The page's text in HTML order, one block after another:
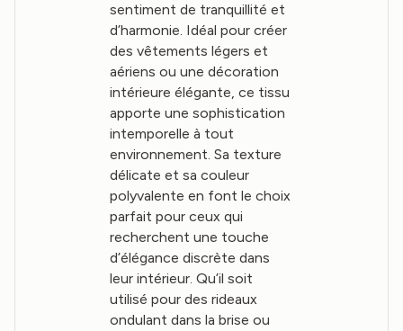
sentiment de tranquillité et
d’harmonie. Idéal pour créer
des vêtements légers et
aériens ou une décoration
intérieure élégante, ce tissu
apporte une sophistication
intemporelle à tout
environnement. Sa texture
délicate et sa couleur
polyvalente en font le choix
parfait pour ceux qui
recherchent une touche
d’élégance discrète dans
leur intérieur. Qu’il soit
utilisé pour des rideaux
ondulant dans la brise ou